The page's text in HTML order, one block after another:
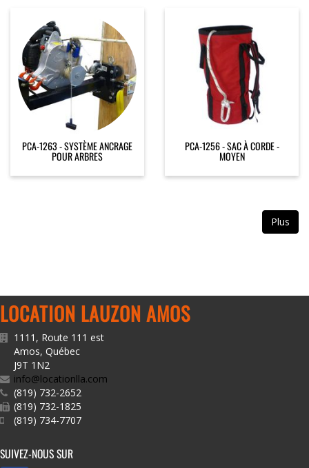
PCA-1263 - SYSTÈME ANCRAGE
POUR ARBRES
PCA-1256 - SAC À CORDE -
MOYEN
Plus
LOCATION LAUZON AMOS
1111, Route 111 est
Amos, Québec
J9T 1N2
info@locationlla.com
(819) 732-2652
(819) 732-1825
(819) 734-7707
SUIVEZ-NOUS SUR